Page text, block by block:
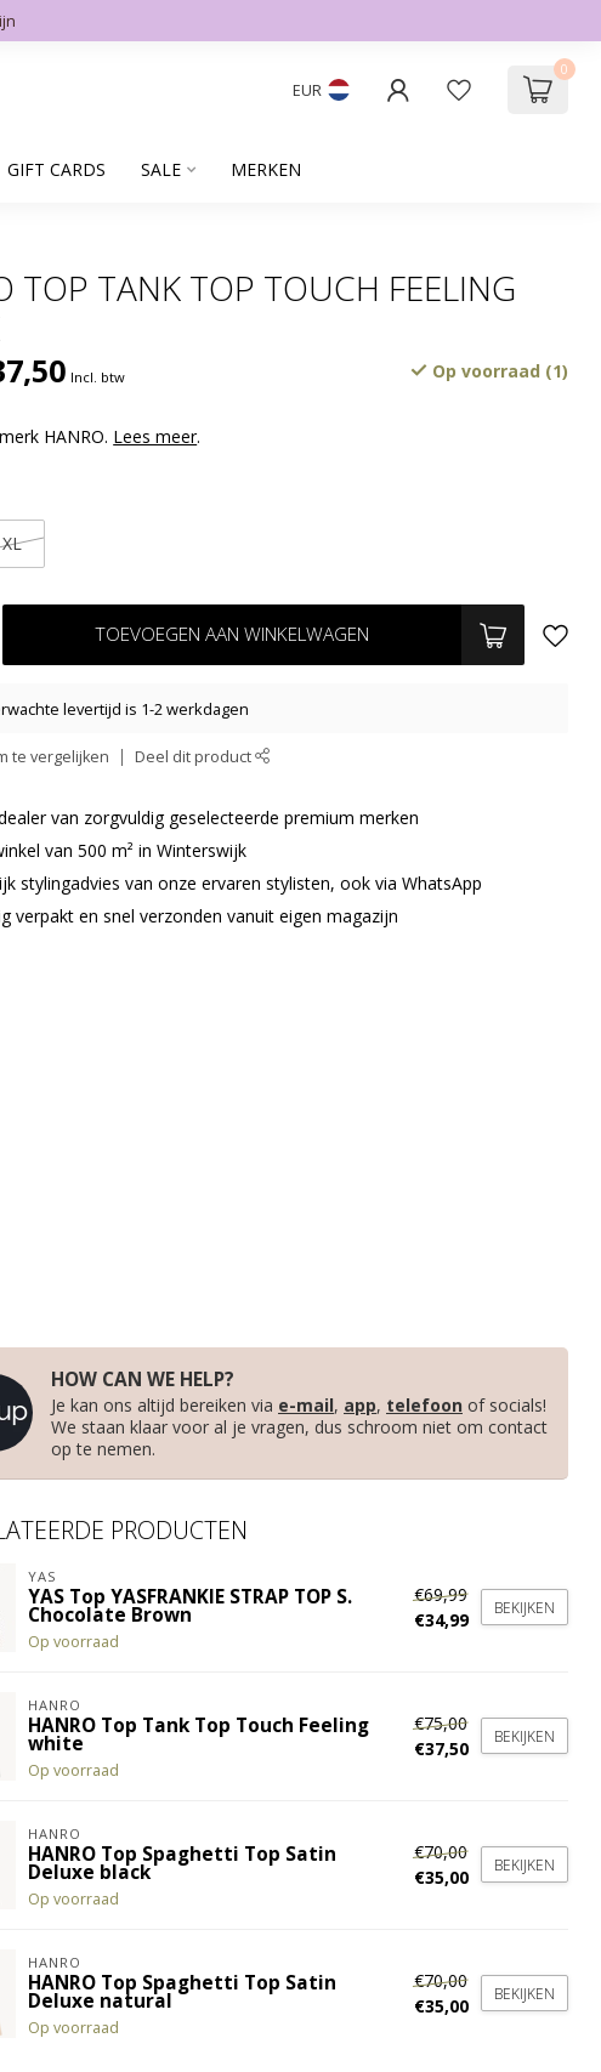
EUR
0
GIFT CARDS SALE MERKEN
TOP TANK TOP TOUCH FEELING
Incl. btw Op voorraad (1)
HANRO. Lees meer.
XL
TOEVOEGEN AAN WINKELWAGEN
levertijd is 1-2 werkdagen
te vergelijken Deel dit product
van zorgvuldig geselecteerde premium merken
van 500 m² in Winterswijk
stylingadvies van onze ervaren stylisten, ook via WhatsApp
verpakt en snel verzonden vanuit eigen magazijn
HOW CAN WE HELP?
Je kan ons altijd bereiken via e-mail, app, telefoon of socials!
We staan klaar voor al je vragen, dus schroom niet om contact
op te nemen.
PRODUCTEN
YAS
YAS Top YASFRANKIE STRAP TOP S.
Chocolate Brown
Op voorraad
€69,99
€34,99
BEKIJKEN
HANRO
HANRO Top Tank Top Touch Feeling
white
Op voorraad
€75,00
€37,50
BEKIJKEN
HANRO
HANRO Top Spaghetti Top Satin
Deluxe black
Op voorraad
€70,00
€35,00
BEKIJKEN
HANRO
HANRO Top Spaghetti Top Satin
Deluxe natural
Op voorraad
€70,00
€35,00
BEKIJKEN